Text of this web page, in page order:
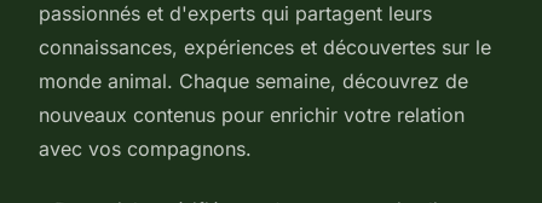
passionnés et d'experts qui partagent leurs
connaissances, expériences et découvertes sur le
monde animal. Chaque semaine, découvrez de
nouveaux contenus pour enrichir votre relation
avec vos compagnons.